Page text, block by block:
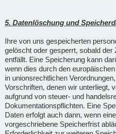
5. Datenlöschung und
Ihre von uns gespeicherten
gelöscht oder gesperrt, sobald
entfällt. Eine Speicherung kann
wenn dies durch den
in unionsrechtlichen
Vorschriften, denen wir unterliegt,
aufgrund von steuer- und
Dokumentationspflichten. Eine
Daten erfolgt auch dann, wenn
vorgeschriebene Speicherfrist